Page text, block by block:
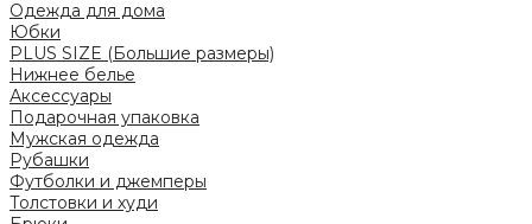
Одежда для дома
Юбки
PLUS SIZE (Большие размеры)
Нижнее белье
Аксессуары
Подарочная упаковка
Мужская одежда
Рубашки
Футболки и джемперы
Толстовки и худи